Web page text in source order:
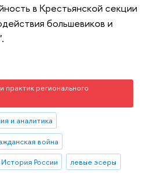
в Крестьянской секции
большевиков и
практик регионального
и аналитика
война
История России левые эсеры